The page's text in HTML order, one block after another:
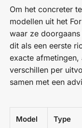
Om het concreter
modellen uit het
waar ze
dit als een eerste
exacte
verschillen per
samen met een
Model Type